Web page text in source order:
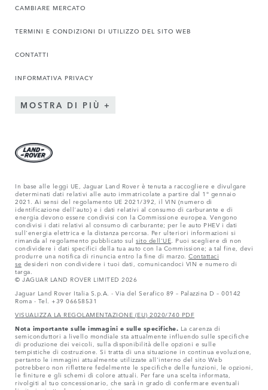
CAMBIARE MERCATO
TERMINI E CONDIZIONI DI UTILIZZO DEL SITO WEB
CONTATTI
INFORMATIVA PRIVACY
MOSTRA DI PIÙ
In base alle leggi UE, Jaguar Land Rover è tenuta a raccogliere e divulgare
determinati dati relativi alle auto immatricolate a partire dal 1° gennaio
2021. Ai sensi del regolamento UE 2021/392, il VIN (numero di
identificazione dell'auto) e i dati relativi al consumo di carburante e di
energia devono essere condivisi con la Commissione europea. Vengono
condivisi i dati relativi al consumo di carburante; per le auto PHEV i dati
sull'energia elettrica e la distanza percorsa. Per ulteriori informazioni si
rimanda al regolamento pubblicato sul sito dell'UE. Puoi scegliere di non
condividere i dati specifici della tua auto con la Commissione; a tal fine, devi
produrre una notifica di rinuncia entro la fine di marzo. Contattaci
se desideri non condividere i tuoi dati, comunicandoci VIN e numero di
targa.
© JAGUAR LAND ROVER LIMITED 2026
Jaguar Land Rover Italia S.p.A. - Via del Serafico 89 – Palazzina D – 00142
Roma - Tel. +39 06658531
VISUALIZZA LA REGOLAMENTAZIONE (EU) 2020/740 PDF
Nota importante sulle immagini e sulle specifiche. La carenza di
semiconduttori a livello mondiale sta attualmente influendo sulle specifiche
di produzione dei veicoli, sulla disponibilità delle opzioni e sulle
tempistiche di costruzione. Si tratta di una situazione in continua evoluzione,
pertanto le immagini attualmente utilizzate all'interno del sito Web
potrebbero non riflettere fedelmente le specifiche delle funzioni, le opzioni,
le finiture e gli schemi di colore attuali. Per fare una scelta informata,
rivolgiti al tuo concessionario, che sarà in grado di confermare eventuali